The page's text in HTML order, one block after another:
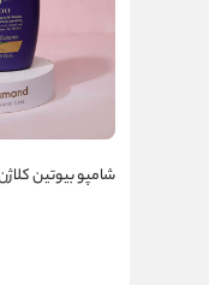
شامپو بیوتین